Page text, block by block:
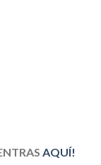
AQUÍ!